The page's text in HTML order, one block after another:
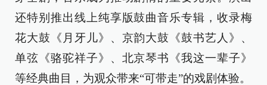
还特别推出线上纯享版鼓曲音乐专辑，收录梅
花大鼓《月牙儿》、京韵大鼓《鼓书艺人》、
单弦《骆驼祥子》、北京琴书《我这一辈子》
等经典曲目，为观众带来“可带走”的戏剧体验。